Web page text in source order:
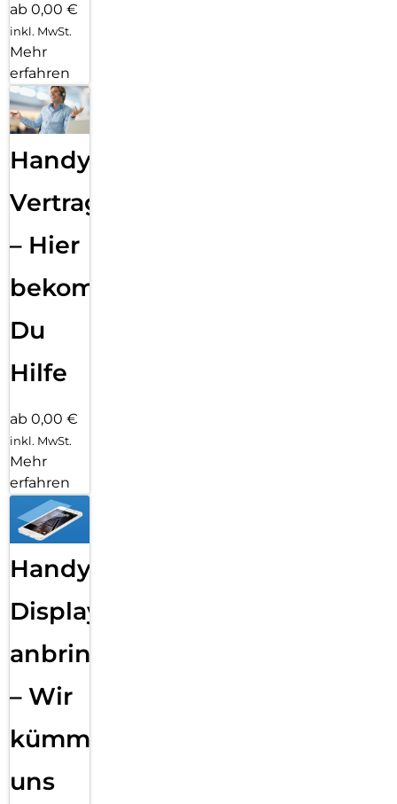
ab 0,00 €
inkl. MwSt.
Mehr
erfahren
Handy
Vertragsabwicklung
– Hier
bekommst
Du
Hilfe
ab 0,00 €
inkl. MwSt.
Mehr
erfahren
Handy
Displayfolie
anbringen
– Wir
kümmern
uns